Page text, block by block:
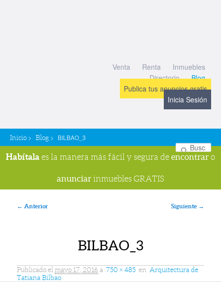
Venta Renta
Inmuebles
Directorio
Blog
Publica tus anuncios gratis
Inicia Sesión
Inicio > Blog > BILBAO_3
Habítala es la manera más fácil y segura de encontrar o
anunciar inmuebles GRATIS
Navegador de imágenes
← Anterior Siguiente →
BILBAO_3
Publicado el mayo 17, 2016 a 750 × 485 en Arquitectura de
Tatiana Bilbao